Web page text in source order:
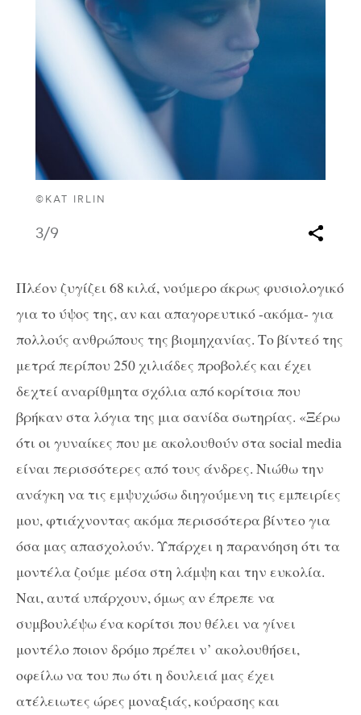
©KAT IRLIN
3/9
Πλέον ζυγίζει 68 κιλά, νούμερο άκρως φυσιολογικό
για το ύψος της, αν και απαγορευτικό -ακόμα- για
πολλούς ανθρώπους της βιομηχανίας. Το βίντεό της
μετρά περίπου 250 χιλιάδες προβολές και έχει
δεχτεί αναρίθμητα σχόλια από κορίτσια που
βρήκαν στα λόγια της μια σανίδα σωτηρίας. «Ξέρω
ότι οι γυναίκες που με ακολουθούν στα social media
είναι περισσότερες από τους άνδρες. Νιώθω την
ανάγκη να τις εμψυχώσω διηγούμενη τις εμπειρίες
μου, φτιάχνοντας ακόμα περισσότερα βίντεο για
όσα μας απασχολούν. Υπάρχει η παρανόηση ότι τα
μοντέλα ζούμε μέσα στη λάμψη και την ευκολία.
Ναι, αυτά υπάρχουν, όμως αν έπρεπε να
συμβουλέψω ένα κορίτσι που θέλει να γίνει
μοντέλο ποιον δρόμο πρέπει ν’ ακολουθήσει,
οφείλω να του πω ότι η δουλειά μας έχει
ατέλειωτες ώρες μοναξιάς, κούρασης και